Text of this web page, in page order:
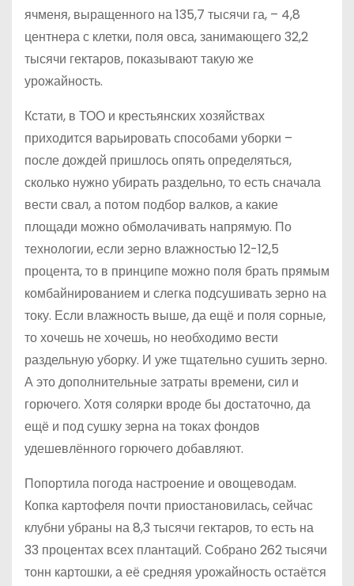
ячменя, выращенного на 135,7 тысячи га, – 4,8
центнера с клетки, поля овса, занимающего 32,2
тысячи гектаров, показывают такую же
урожайность.
Кстати, в ТОО и крестьянских хозяйствах
приходится варьировать способами уборки –
после дождей пришлось опять определяться,
сколько нужно убирать раздельно, то есть сначала
вести свал, а потом подбор валков, а какие
площади можно обмолачивать напрямую. По
технологии, если зерно влажностью 12-12,5
процента, то в принципе можно поля брать прямым
комбайнированием и слегка подсушивать зерно на
току. Если влажность выше, да ещё и поля сорные,
то хочешь не хочешь, но необходимо вести
раздельную уборку. И уже тщательно сушить зерно.
А это дополнительные затраты времени, сил и
горючего. Хотя солярки вроде бы достаточно, да
ещё и под сушку зерна на токах фондов
удешевлённого горючего добавляют.
Попортила погода настроение и овощеводам.
Копка картофеля почти приостановилась, сейчас
клубни убраны на 8,3 тысячи гектаров, то есть на
33 процентах всех плантаций. Собрано 262 тысячи
тонн картошки, а её средняя урожайность остаётся